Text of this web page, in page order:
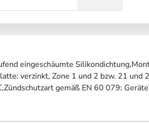
eingeschäumte
verzinkt, Zone 1 und 2 bzw. 21 und
gemäß EN 60 079: